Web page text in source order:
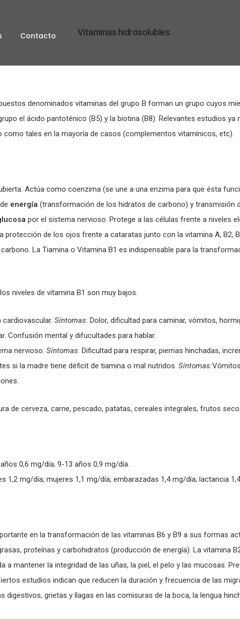
Contacto Vitaminas hidrosolubles
denominados vitaminas del grupo B forman un grupo cuyos
el ácido pantoténico (B5) y la biotina (B8). Relevantes estudios ya
como tales en la mayoría de casos (complementos vitamínicos, etc).
Actúa como coenzima (se une a una enzima para que ésta
energía (transformación de los hidratos de carbono) y transmisión
por el sistema nervioso. Protege a las células frente a niveles
protección de los ojos frente a cataratas junto con la vitamina A, B2,
La Tiamina o Vitamina B1 es indispensable para la
niveles de vitamina B1 son muy bajos.
Síntomas: Dolor, dificultad para caminar, vómitos,
Confusión mental y difucultades para hablar.
nervioso. Síntomas: Dificultad para respirar, piernas hinchadas,
si la madre tiene déficit de tiamina o mal nutridos. Síntomas:
de cerveza, carne, pescado, patatas, cereales integrales, frutos
0,6 mg/día; 9-13 años 0,9 mg/día.
1,2 mg/día; mujeres 1,1 mg/día; embarazadas 1,4 mg/día; lactancia
en la transformación de las vitaminas B6 y B9 a sus formas
proteínas y carbohidratos (producción de energía). La vitamina
a mantener la integridad de las uñas, la piel, el pelo y las mucosas.
estudios indican que reducen la duración y frecuencia de las
digestivos, grietas y llagas en las comisuras de la boca, la lengua